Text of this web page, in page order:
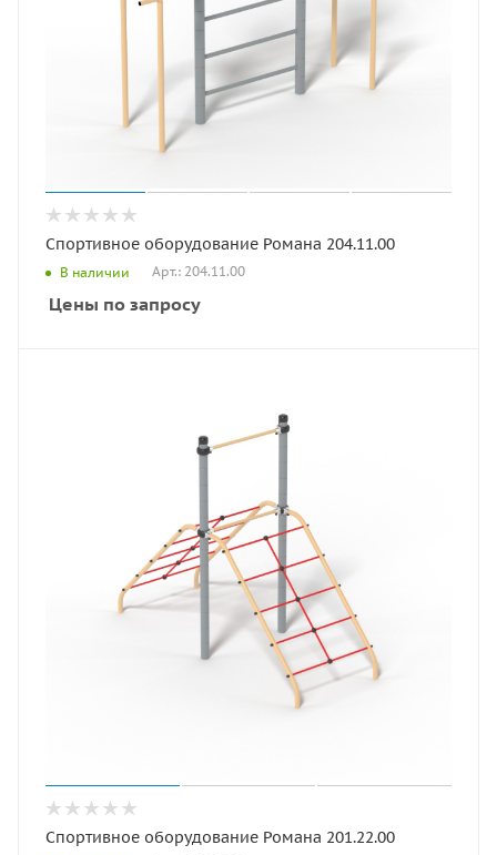
Спортивное оборудование Романа 204.11.00
В наличии Арт.: 204.11.00
Цены по запросу
Спортивное оборудование Романа 201.22.00